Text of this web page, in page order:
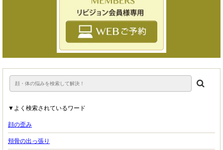
▼よく検索されているワード
顔の歪み
頬骨の出っ張り